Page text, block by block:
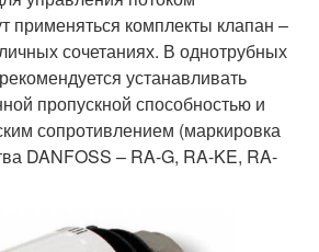
применяться комплекты клапан –
сочетаниях. В однотрубных
устанавливать
пропускной способностью и
сопротивлением (маркировка
DANFOSS – RA-G, RA-KE, RA-